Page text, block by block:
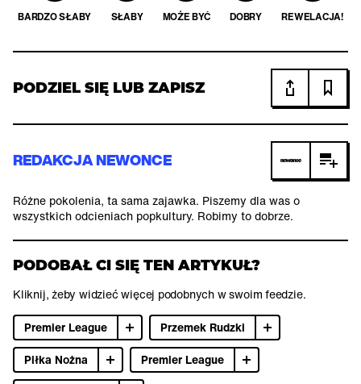
BARDZO SŁABY SŁABY MOŻE BYĆ DOBRY REWELACJA!
PODZIEL SIĘ LUB ZAPISZ
REDAKCJA NEWONCE
Różne pokolenia, ta sama zajawka. Piszemy dla was o
wszystkich odcieniach popkultury. Robimy to dobrze.
PODOBAŁ CI SIĘ TEN ARTYKUŁ?
Kliknij, żeby widzieć więcej podobnych w swoim feedzie.
Premier League
Przemek Rudzki
Piłka Nożna
Premier League